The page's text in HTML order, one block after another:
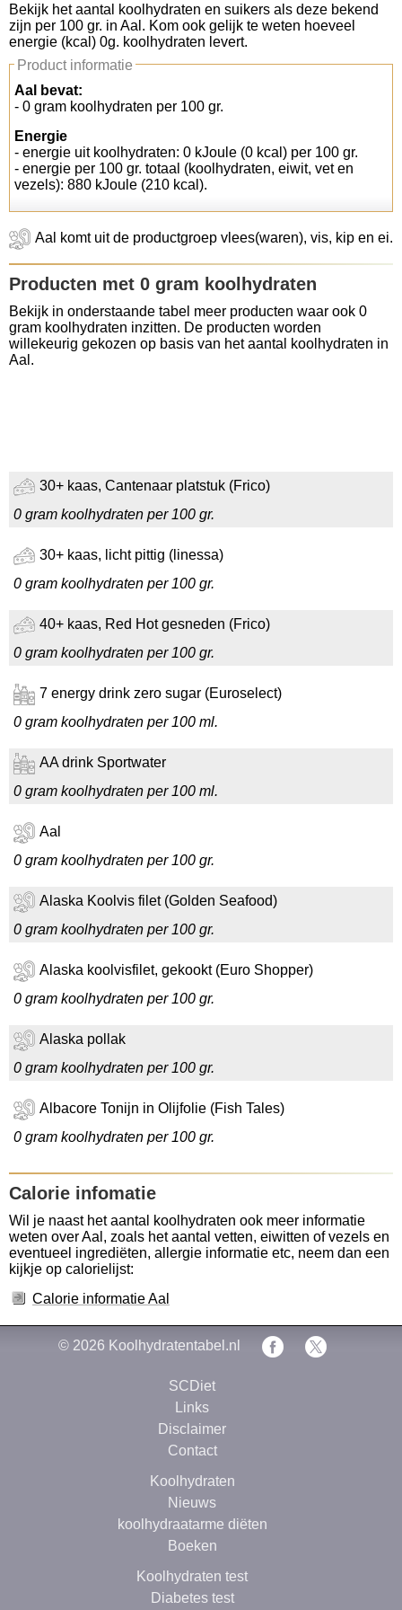
Koolhydraten tellen
Links
Bekijk het aantal koolhydraten en suikers als deze bekend
zijn per 100 gr. in Aal. Kom ook gelijk te weten hoeveel
energie (kcal) 0g. koolhydraten levert.
Product informatie
Aal bevat:
- 0 gram koolhydraten per 100 gr.
Energie
- energie uit koolhydraten: 0 kJoule (0 kcal) per 100 gr.
- energie per 100 gr. totaal (koolhydraten, eiwit, vet en
vezels): 880 kJoule (210 kcal).
Aal komt uit de productgroep vlees(waren), vis, kip en ei.
Producten met 0 gram koolhydraten
Bekijk in onderstaande tabel meer producten waar ook 0
gram koolhydraten inzitten. De producten worden
willekeurig gekozen op basis van het aantal koolhydraten in
Aal.
30+ kaas, Cantenaar platstuk (Frico)
0 gram koolhydraten per 100 gr.
30+ kaas, licht pittig (linessa)
0 gram koolhydraten per 100 gr.
40+ kaas, Red Hot gesneden (Frico)
0 gram koolhydraten per 100 gr.
7 energy drink zero sugar (Euroselect)
0 gram koolhydraten per 100 ml.
AA drink Sportwater
0 gram koolhydraten per 100 ml.
Aal
0 gram koolhydraten per 100 gr.
Alaska Koolvis filet (Golden Seafood)
0 gram koolhydraten per 100 gr.
Alaska koolvisfilet, gekookt (Euro Shopper)
0 gram koolhydraten per 100 gr.
Alaska pollak
0 gram koolhydraten per 100 gr.
Albacore Tonijn in Olijfolie (Fish Tales)
0 gram koolhydraten per 100 gr.
Calorie infomatie
Wil je naast het aantal koolhydraten ook meer informatie
weten over Aal, zoals het aantal vetten, eiwitten of vezels en
eventueel ingrediëten, allergie informatie etc, neem dan een
kijkje op calorielijst:
Calorie informatie Aal
© 2026 Koolhydratentabel.nl
SCDiet
Links
Disclaimer
Contact
Koolhydraten
Nieuws
koolhydraatarme diëten
Boeken
Koolhydraten test
Diabetes test